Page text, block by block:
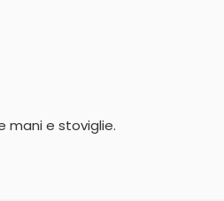
mani e stoviglie.